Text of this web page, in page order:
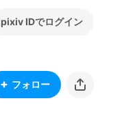
pixiv IDでログイン
フォロー